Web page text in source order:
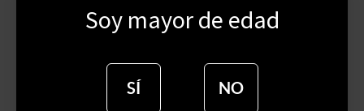
Soy mayor de edad
SÍ NO